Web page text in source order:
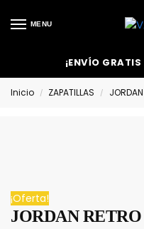
MENU
¡ENVÍO
Inicio / ZAPATILLAS / JORDAN
¡Oferta!
JORDAN RETRO